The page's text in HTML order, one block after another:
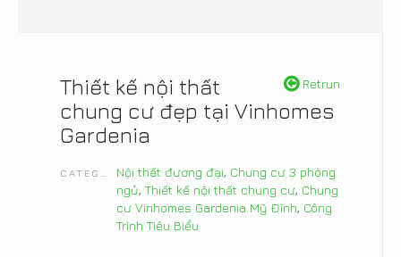
Retrun
Thiết kế nội thất
chung cư đẹp tại Vinhomes
Gardenia
Nội thất đương đại, Chung cư 3 phòng
ngủ, Thiết kế nội thất chung cư, Chung
cư Vinhomes Gardenia Mỹ Đình, Công
Trình Tiêu Biểu